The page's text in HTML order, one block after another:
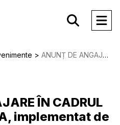
ANUNȚ DE ANGAJARE ÎN CADRUL NEXUS MOLDOVA, implementat de Agenția IASCI (Viena, Austria)
ÎN CADRUL
implementat de